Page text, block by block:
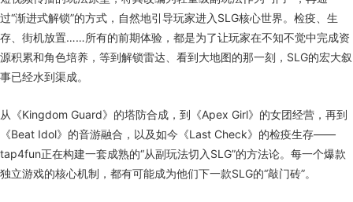
过“渐进式解锁”的方式，自然地引导玩家进入SLG核心世界。检疫、生
存、街机放置……所有的前期体验，都是为了让玩家在不知不觉中完成资
源积累和角色培养，等到解锁雷达、看到大地图的那一刻，SLG的宏大叙
事已经水到渠成。
从《Kingdom Guard》的塔防合成，到《Apex Girl》的女团经营，再到
《Beat Idol》的音游融合，以及如今《Last Check》的检疫生存——
tap4fun正在构建一套成熟的“从副玩法切入SLG”的方法论。每一个爆款
独立游戏的核心机制，都有可能成为他们下一款SLG的“敲门砖”。